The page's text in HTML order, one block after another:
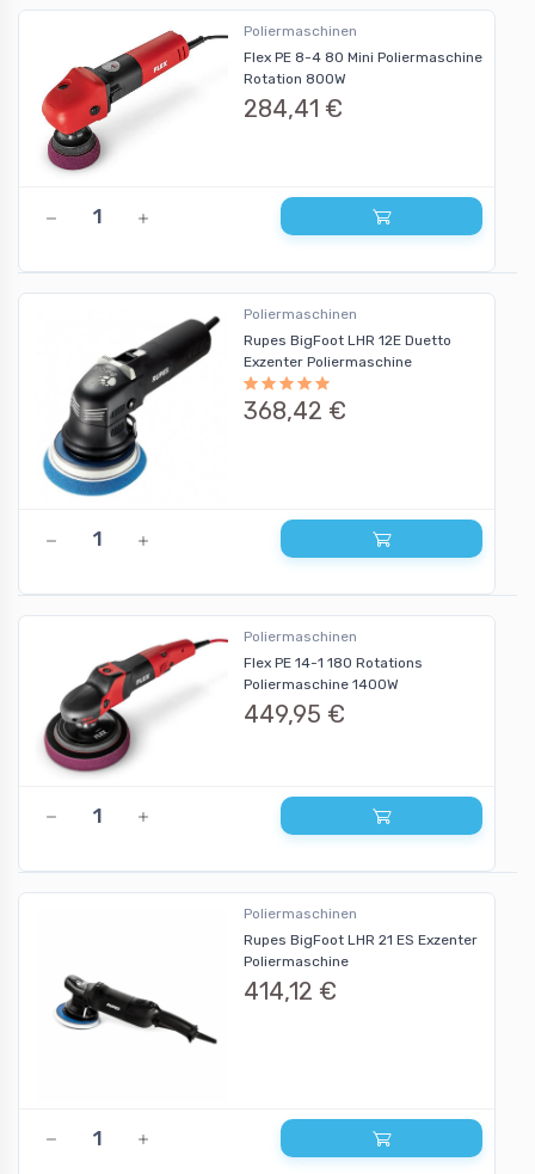
Poliermaschinen
Flex PE 8-4 80 Mini Poliermaschine
Rotation 800W
284,41 €
Poliermaschinen
Rupes BigFoot LHR 12E Duetto
Exzenter Poliermaschine
368,42 €
Poliermaschinen
Flex PE 14-1 180 Rotations
Poliermaschine 1400W
449,95 €
Poliermaschinen
Rupes BigFoot LHR 21 ES Exzenter
Poliermaschine
414,12 €